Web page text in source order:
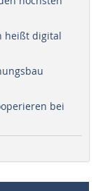
heißt digital
bei